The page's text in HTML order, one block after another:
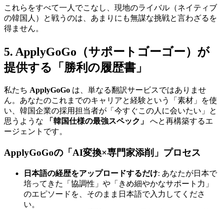
これらをすべて一人でこなし、現地のライバル（ネイティブ
の韓国人）と戦うのは、あまりにも無謀な挑戦と言わざるを
得ません。
5. ApplyGoGo（サポートゴーゴー）が
提供する「勝利の履歴書」
私たち ​ ApplyGoGo は、単なる翻訳サービスではありませ
ん。あなたのこれまでのキャリアと経験という「素材」を使
い、韓国企業の採用担当者が「今すぐこの人に会いたい」と
思うような
「韓国仕様の最強スペック」
へと再構築するエ
ージェントです。
ApplyGoGoの「AI変換×専門家添削」プロセス
日本語の経歴をアップロードするだけ: あなたが日本で
培ってきた「協調性」や「きめ細やかなサポート力」
のエピソードを、そのまま日本語で入力してくださ
い。